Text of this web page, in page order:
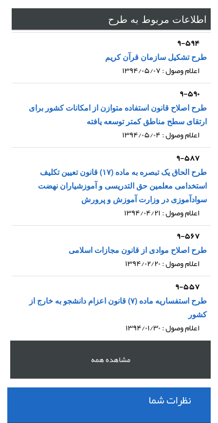
اطلاعات مربوط به طرح
مشاهده همه
۹-۵۹۴
طرح تشکیل سازمان قرآن کریم
اعلام وصول : ۱۳۹۴/۰۵/۰۷
۹-۵۹۰
طرح اصلاح قانون استفاده متوازن از امکانات کشور برای
ارتقای سطح مناطق کمتر توسعه یافته
اعلام وصول : ۱۳۹۴/۰۵/۰۴
۹-۵۸۷
طرح الحاق یک تبصره به ماده (۱۷) قانون تعیین تکلیف
استخدامی معلمین حق التدریسی و آموزشیاران نهضت
سوادآموزی در وزارت آموزش و پرورش
اعلام وصول : ۱۳۹۴/۰۴/۲۱
۹-۵۶۷
طرح اصلاح موادی از قانون مجازات اسلامی
اعلام وصول : ۱۳۹۴/۰۲/۲۰
۹-۵۵۷
طرح استفساریه ماده (۷) قانون اعزام دانشجو به خارج از
کشور
اعلام وصول : ۱۳۹۴/۰۱/۳۰
نظرات شما